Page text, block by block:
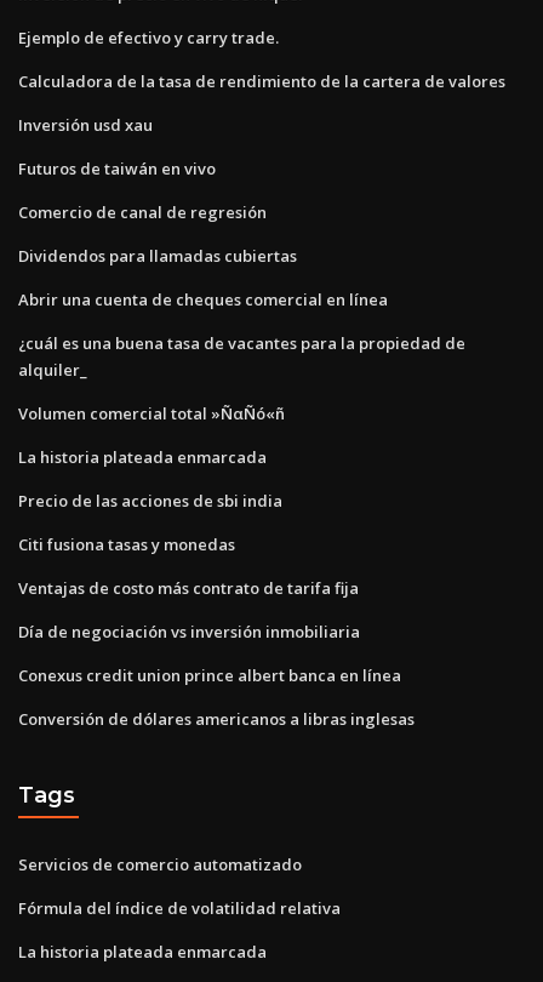
Ejemplo de efectivo y carry trade.
Calculadora de la tasa de rendimiento de la cartera de valores
Inversión usd xau
Futuros de taiwán en vivo
Comercio de canal de regresión
Dividendos para llamadas cubiertas
Abrir una cuenta de cheques comercial en línea
¿cuál es una buena tasa de vacantes para la propiedad de
alquiler_
Volumen comercial total »ÑαÑó«ñ
La historia plateada enmarcada
Precio de las acciones de sbi india
Citi fusiona tasas y monedas
Ventajas de costo más contrato de tarifa fija
Día de negociación vs inversión inmobiliaria
Conexus credit union prince albert banca en línea
Conversión de dólares americanos a libras inglesas
Tags
Servicios de comercio automatizado
Fórmula del índice de volatilidad relativa
La historia plateada enmarcada